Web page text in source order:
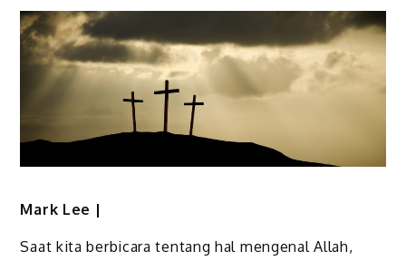
Mark Lee |
Saat kita berbicara tentang hal mengenal Allah,